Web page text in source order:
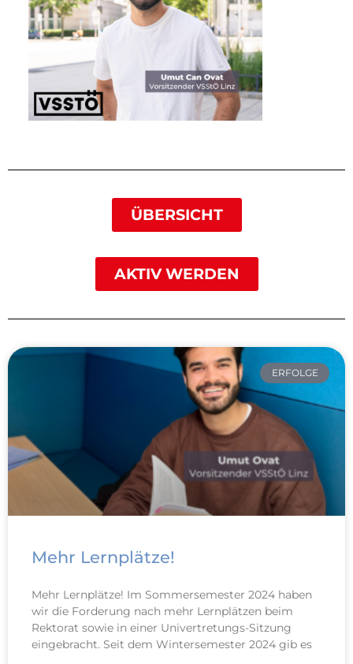
ÜBERSICHT
AKTIV WERDEN
ERFOLGE
Mehr Lernplätze!
Mehr Lernplätze! Im Sommersemester 2024 haben
wir die Forderung nach mehr Lernplätzen beim
Rektorat sowie in einer Univertretungs-Sitzung
eingebracht. Seit dem Wintersemester 2024 gib es